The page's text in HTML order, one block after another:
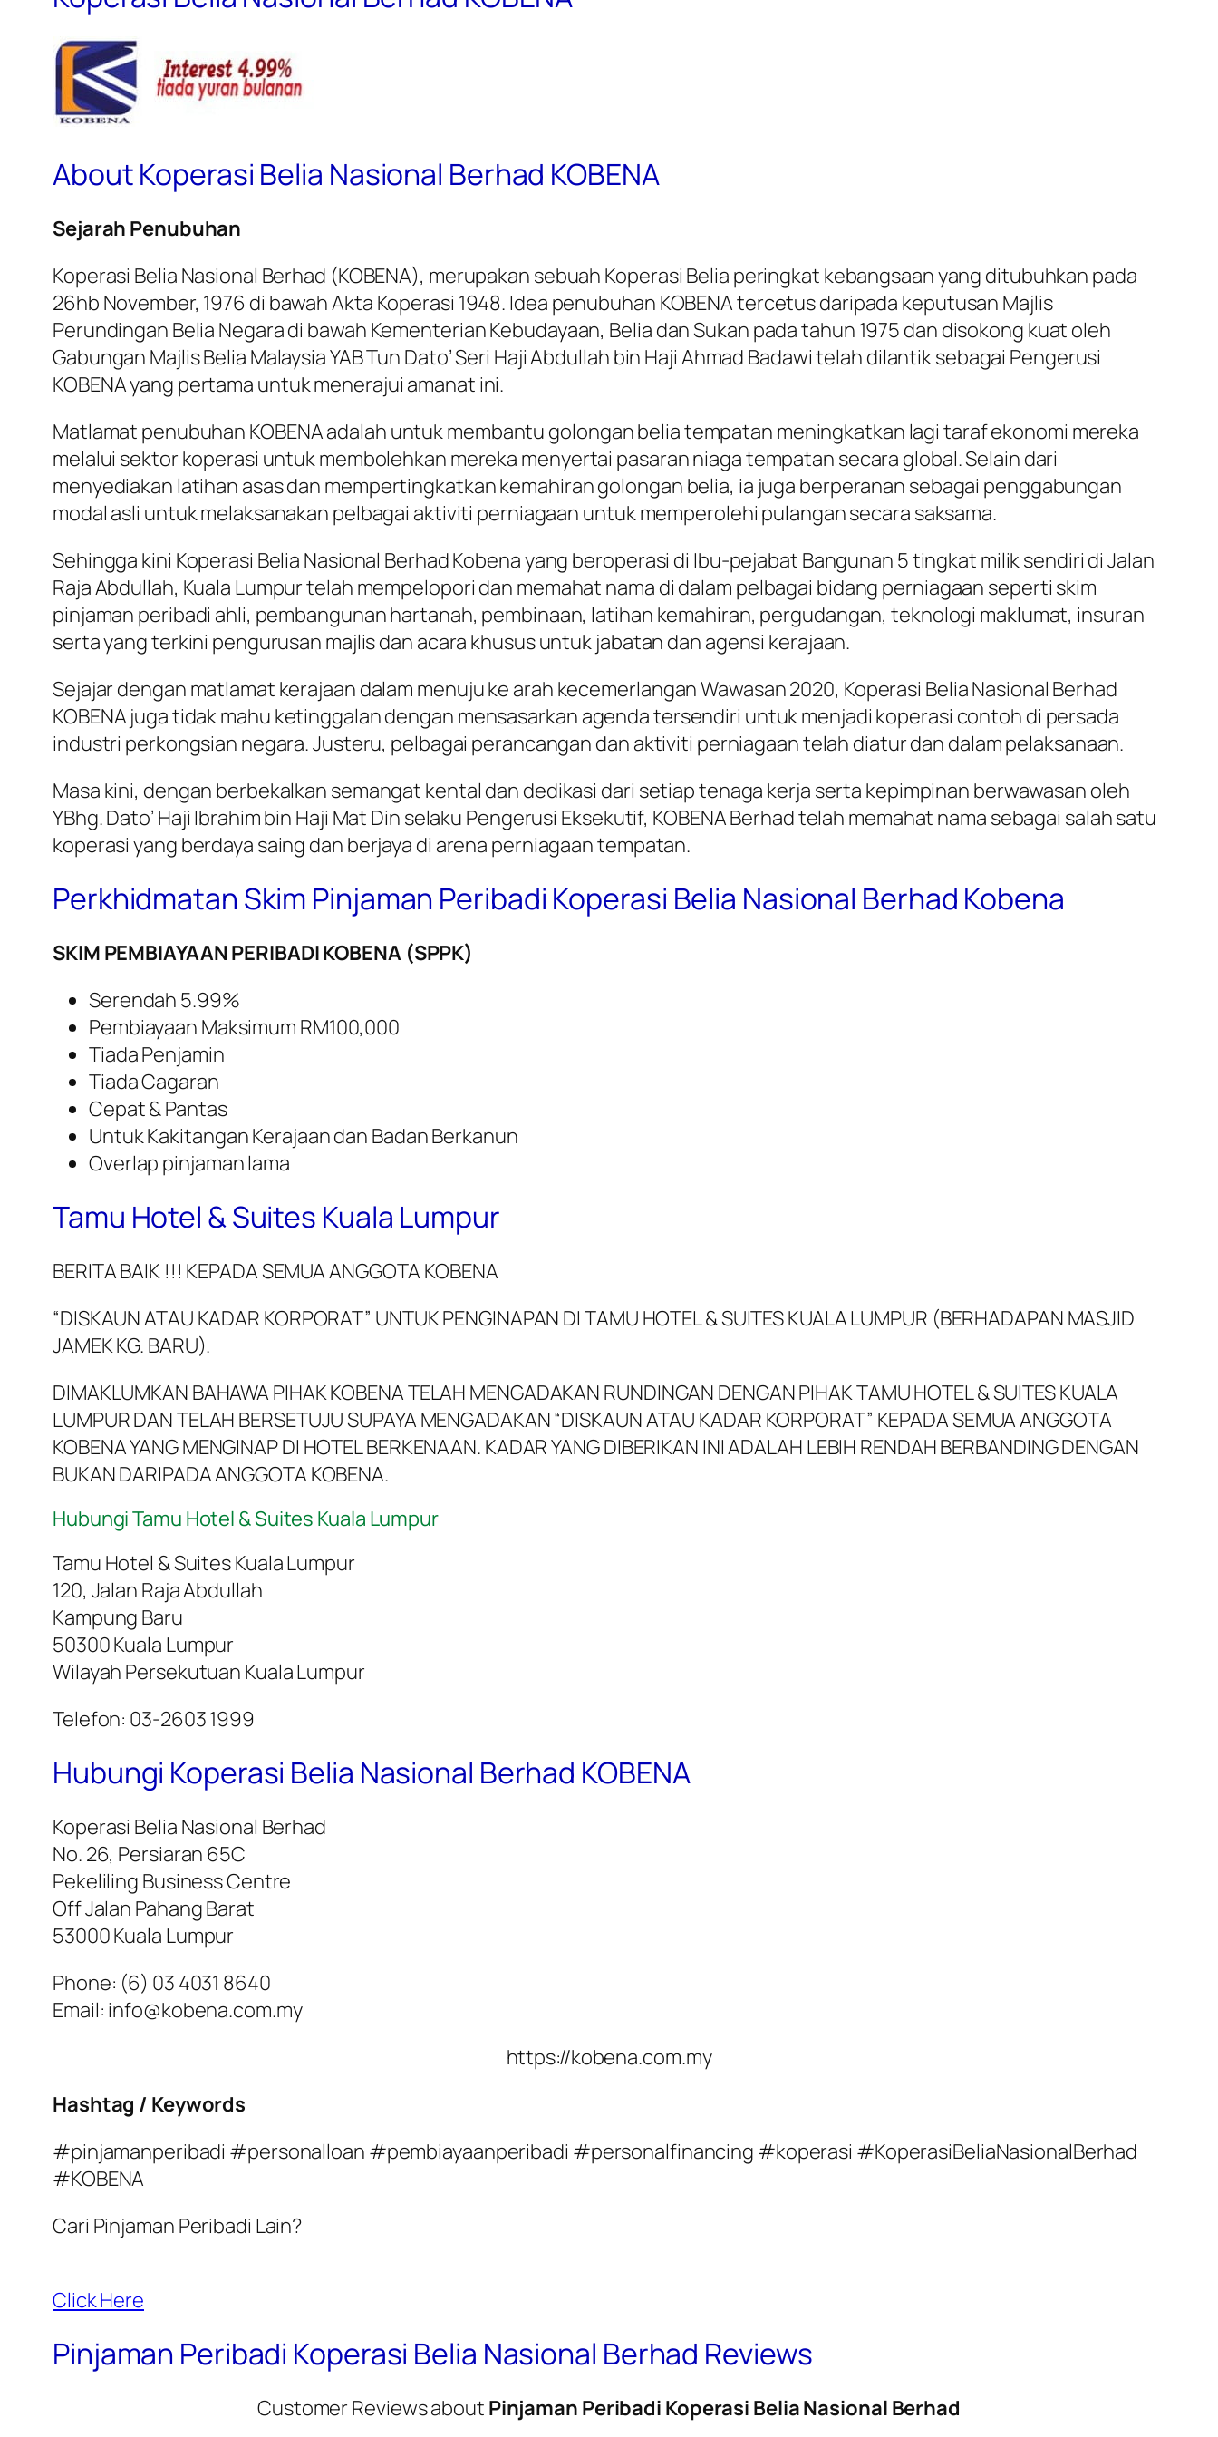
About Koperasi Belia Nasional Berhad KOBENA
Sejarah Penubuhan
Koperasi Belia Nasional Berhad (KOBENA), merupakan sebuah Koperasi Belia peringkat kebangsaan yang ditubuhkan pada
26hb November, 1976 di bawah Akta Koperasi 1948. Idea penubuhan KOBENA tercetus daripada keputusan Majlis
Perundingan Belia Negara di bawah Kementerian Kebudayaan, Belia dan Sukan pada tahun 1975 dan disokong kuat oleh
Gabungan Majlis Belia Malaysia YAB Tun Dato’ Seri Haji Abdullah bin Haji Ahmad Badawi telah dilantik sebagai Pengerusi
KOBENA yang pertama untuk menerajui amanat ini.
Matlamat penubuhan KOBENA adalah untuk membantu golongan belia tempatan meningkatkan lagi taraf ekonomi mereka
melalui sektor koperasi untuk membolehkan mereka menyertai pasaran niaga tempatan secara global. Selain dari
menyediakan latihan asas dan mempertingkatkan kemahiran golongan belia, ia juga berperanan sebagai penggabungan
modal asli untuk melaksanakan pelbagai aktiviti perniagaan untuk memperolehi pulangan secara saksama.
Sehingga kini Koperasi Belia Nasional Berhad Kobena yang beroperasi di Ibu-pejabat Bangunan 5 tingkat milik sendiri di Jalan
Raja Abdullah, Kuala Lumpur telah mempelopori dan memahat nama di dalam pelbagai bidang perniagaan seperti skim
pinjaman peribadi ahli, pembangunan hartanah, pembinaan, latihan kemahiran, pergudangan, teknologi maklumat, insuran
serta yang terkini pengurusan majlis dan acara khusus untuk jabatan dan agensi kerajaan.
Sejajar dengan matlamat kerajaan dalam menuju ke arah kecemerlangan Wawasan 2020, Koperasi Belia Nasional Berhad
KOBENA juga tidak mahu ketinggalan dengan mensasarkan agenda tersendiri untuk menjadi koperasi contoh di persada
industri perkongsian negara. Justeru, pelbagai perancangan dan aktiviti perniagaan telah diatur dan dalam pelaksanaan.
Masa kini, dengan berbekalkan semangat kental dan dedikasi dari setiap tenaga kerja serta kepimpinan berwawasan oleh
YBhg. Dato’ Haji Ibrahim bin Haji Mat Din selaku Pengerusi Eksekutif, KOBENA Berhad telah memahat nama sebagai salah satu
koperasi yang berdaya saing dan berjaya di arena perniagaan tempatan.
Perkhidmatan Skim Pinjaman Peribadi Koperasi Belia Nasional Berhad Kobena
SKIM PEMBIAYAAN PERIBADI KOBENA (SPPK)
Serendah 5.99%
Pembiayaan Maksimum RM100,000
Tiada Penjamin
Tiada Cagaran
Cepat & Pantas
Untuk Kakitangan Kerajaan dan Badan Berkanun
Overlap pinjaman lama
Tamu Hotel & Suites Kuala Lumpur
BERITA BAIK !!! KEPADA SEMUA ANGGOTA KOBENA
“DISKAUN ATAU KADAR KORPORAT” UNTUK PENGINAPAN DI TAMU HOTEL & SUITES KUALA LUMPUR (BERHADAPAN MASJID
JAMEK KG. BARU).
DIMAKLUMKAN BAHAWA PIHAK KOBENA TELAH MENGADAKAN RUNDINGAN DENGAN PIHAK TAMU HOTEL & SUITES KUALA
LUMPUR DAN TELAH BERSETUJU SUPAYA MENGADAKAN “DISKAUN ATAU KADAR KORPORAT” KEPADA SEMUA ANGGOTA
KOBENA YANG MENGINAP DI HOTEL BERKENAAN. KADAR YANG DIBERIKAN INI ADALAH LEBIH RENDAH BERBANDING DENGAN
BUKAN DARIPADA ANGGOTA KOBENA.
Hubungi Tamu Hotel & Suites Kuala Lumpur
Tamu Hotel & Suites Kuala Lumpur
120, Jalan Raja Abdullah
Kampung Baru
50300 Kuala Lumpur
Wilayah Persekutuan Kuala Lumpur
Telefon: 03-2603 1999
Hubungi Koperasi Belia Nasional Berhad KOBENA
Koperasi Belia Nasional Berhad
No. 26, Persiaran 65C
Pekeliling Business Centre
Off Jalan Pahang Barat
53000 Kuala Lumpur
Phone: (6) 03 4031 8640
Email: info@kobena.com.my
https://kobena.com.my
Hashtag / Keywords
#pinjamanperibadi #personalloan #pembiayaanperibadi #personalfinancing #koperasi #KoperasiBeliaNasionalBerhad
#KOBENA
Cari Pinjaman Peribadi Lain?
Click Here
Pinjaman Peribadi Koperasi Belia Nasional Berhad Reviews
Customer Reviews about Pinjaman Peribadi Koperasi Belia Nasional Berhad